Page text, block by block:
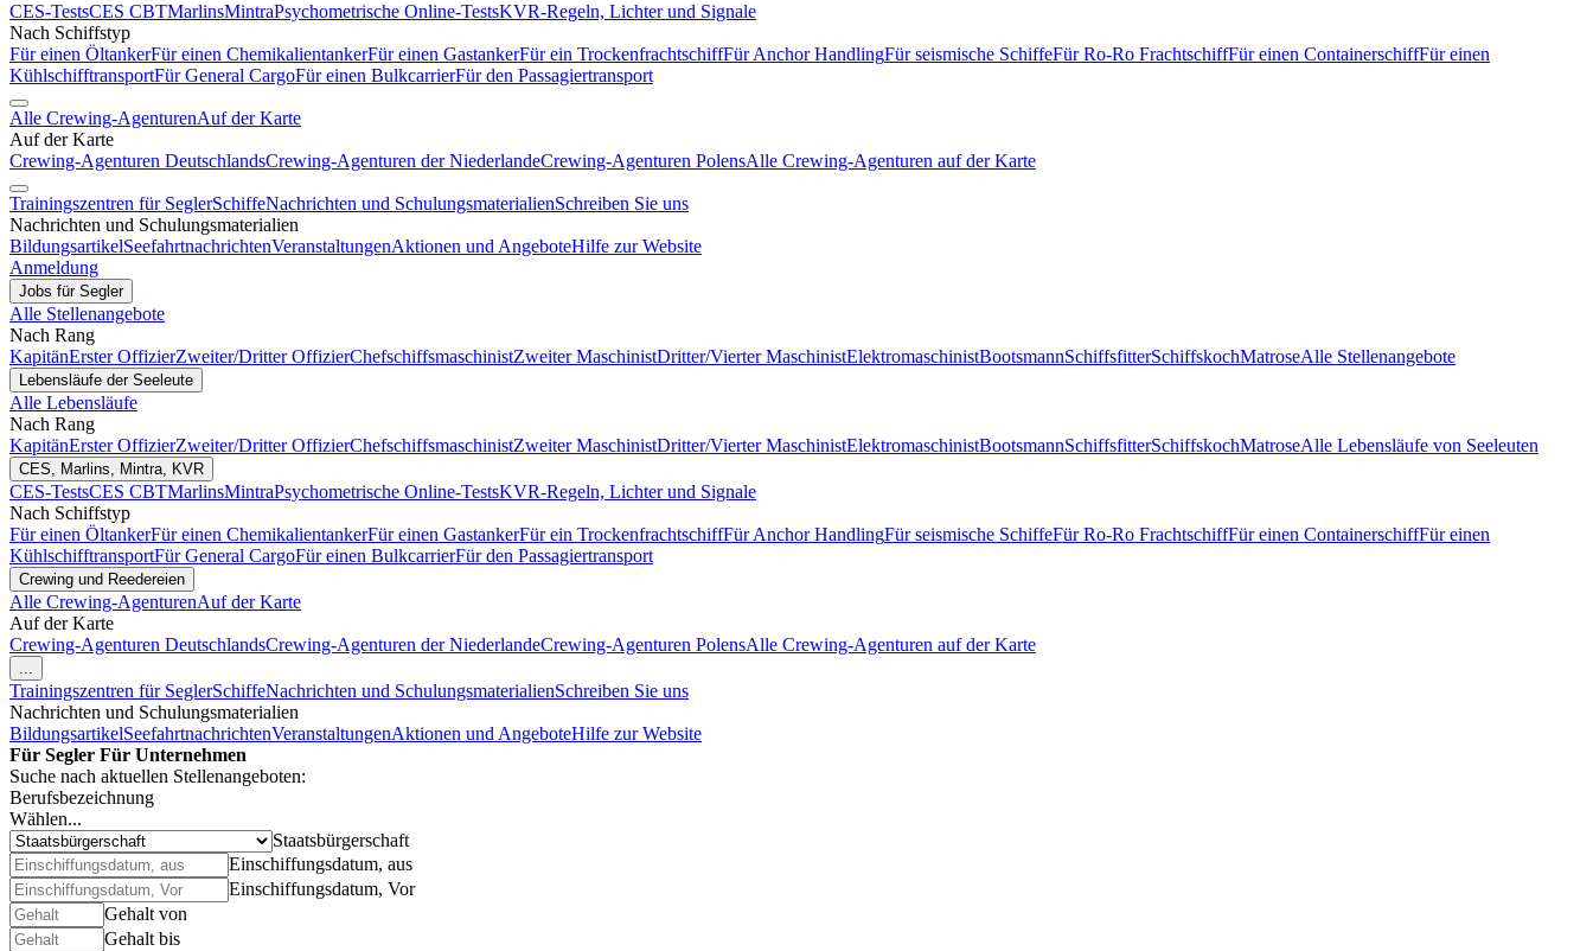
CES-TestsCES CBTMarlinsMintraPsychometrische Online-TestsKVR-Regeln, Lichter und Signale
Nach Schiffstyp
Für einen ÖltankerFür einen ChemikalientankerFür einen GastankerFür ein TrockenfrachtschiffFür Anchor HandlingFür seismische SchiffeFür Ro-Ro FrachtschiffFür einen ContainerschiffFür einen
KühlschifftransportFür General CargoFür einen BulkcarrierFür den Passagiertransport
Alle Crewing-AgenturenAuf der Karte
Auf der Karte
Crewing-Agenturen DeutschlandsCrewing-Agenturen der NiederlandeCrewing-Agenturen PolensAlle Crewing-Agenturen auf der Karte
Trainingszentren für SeglerSchiffeNachrichten und SchulungsmaterialienSchreiben Sie uns
Nachrichten und Schulungsmaterialien
BildungsartikelSeefahrtnachrichtenVeranstaltungenAktionen und AngeboteHilfe zur Website
Anmeldung
Jobs für Segler
Alle Stellenangebote
Nach Rang
KapitänErster OffizierZweiter/Dritter OffizierChefschiffsmaschinistZweiter MaschinistDritter/Vierter MaschinistElektromaschinistBootsmannSchiffsfitterSchiffskochMatroseAlle Stellenangebote
Lebensläufe der Seeleute
Alle Lebensläufe
Nach Rang
KapitänErster OffizierZweiter/Dritter OffizierChefschiffsmaschinistZweiter MaschinistDritter/Vierter MaschinistElektromaschinistBootsmannSchiffsfitterSchiffskochMatroseAlle Lebensläufe von Seeleuten
CES, Marlins, Mintra, KVR
CES-TestsCES CBTMarlinsMintraPsychometrische Online-TestsKVR-Regeln, Lichter und Signale
Nach Schiffstyp
Für einen ÖltankerFür einen ChemikalientankerFür einen GastankerFür ein TrockenfrachtschiffFür Anchor HandlingFür seismische SchiffeFür Ro-Ro FrachtschiffFür einen ContainerschiffFür einen
KühlschifftransportFür General CargoFür einen BulkcarrierFür den Passagiertransport
Crewing und Reedereien
Alle Crewing-AgenturenAuf der Karte
Auf der Karte
Crewing-Agenturen DeutschlandsCrewing-Agenturen der NiederlandeCrewing-Agenturen PolensAlle Crewing-Agenturen auf der Karte
...
Trainingszentren für SeglerSchiffeNachrichten und SchulungsmaterialienSchreiben Sie uns
Nachrichten und Schulungsmaterialien
BildungsartikelSeefahrtnachrichtenVeranstaltungenAktionen und AngeboteHilfe zur Website
Für Segler Für Unternehmen
Suche nach aktuellen Stellenangeboten:
Berufsbezeichnung
Wählen...
Staatsbürgerschaft
Einschiffungsdatum, aus
Einschiffungsdatum, Vor
Gehalt von
Gehalt bis